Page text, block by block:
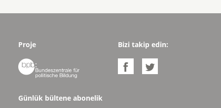
Proje

Bizi takip edin:
 
Günlük bültene abonelik